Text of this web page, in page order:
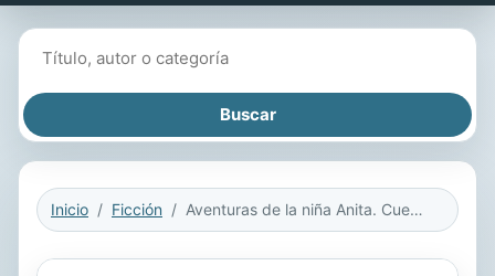
Inicio Ficción Aventuras de la niña Anita. Cuento Primero: El despertar